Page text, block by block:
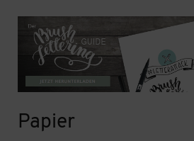
Papier